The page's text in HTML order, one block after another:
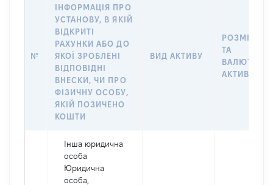
№
ІНФОРМАЦІЯ ПРО
УСТАНОВУ, В ЯКІЙ
ВІДКРИТІ
РАХУНКИ АБО ДО
ЯКОЇ ЗРОБЛЕНІ
ВІДПОВІДНІ
ВНЕСКИ, ЧИ ПРО
ФІЗИЧНУ ОСОБУ,
ЯКІЙ ПОЗИЧЕНО
КОШТИ
ВИД АКТИВУ
РОЗМІР
ТА
ВАЛЮТА
АКТИВУ
Інша юридична
особа
Юридична
особа,